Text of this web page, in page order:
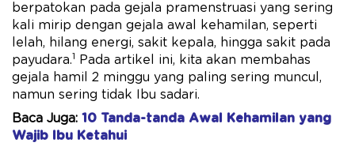
berpatokan pada gejala pramenstruasi yang sering
kali mirip dengan gejala awal kehamilan, seperti
lelah, hilang energi, sakit kepala, hingga sakit pada
payudara.1
Pada artikel ini, kita akan membahas
gejala hamil 2 minggu yang paling sering muncul,
namun sering tidak Ibu sadari.
Baca Juga: 10 Tanda-tanda Awal Kehamilan yang
Wajib Ibu Ketahui